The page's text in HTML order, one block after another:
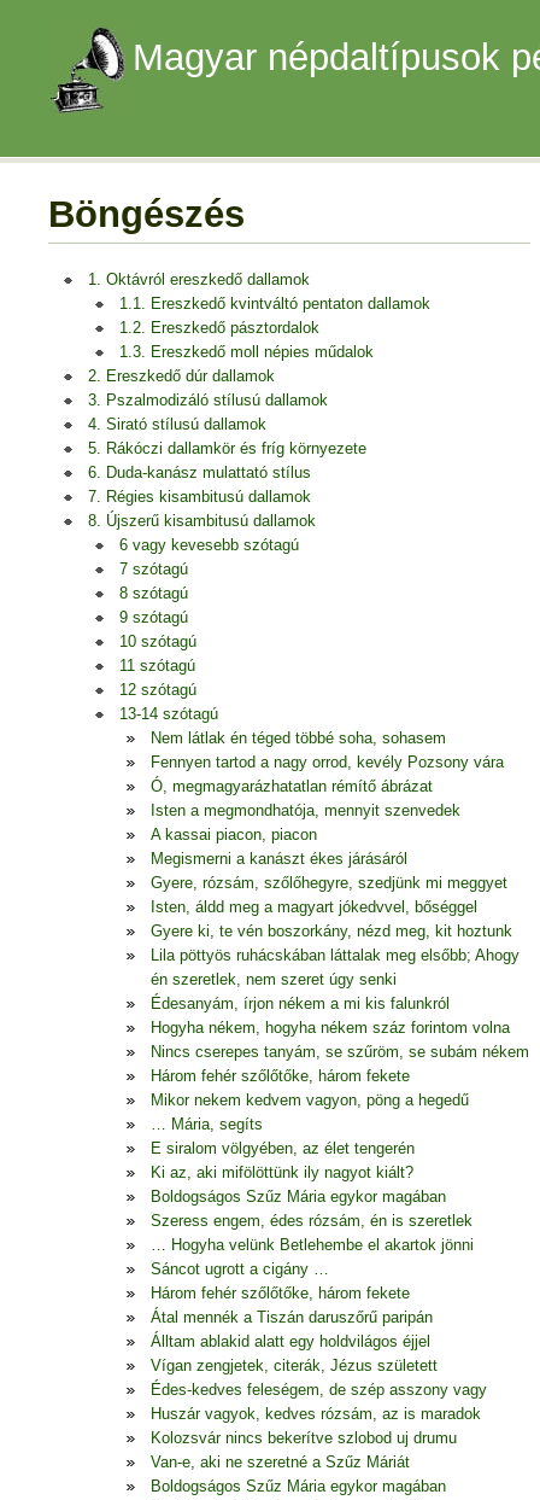
Magyar népdaltípusok
Böngészés
1. Oktávról ereszkedő dallamok
1.1. Ereszkedő kvintváltó pentaton dallamok
1.2. Ereszkedő pásztordalok
1.3. Ereszkedő moll népies műdalok
2. Ereszkedő dúr dallamok
3. Pszalmodizáló stílusú dallamok
4. Sirató stílusú dallamok
5. Rákóczi dallamkör és fríg környezete
6. Duda-kanász mulattató stílus
7. Régies kisambitusú dallamok
8. Újszerű kisambitusú dallamok
6 vagy kevesebb szótagú
7 szótagú
8 szótagú
9 szótagú
10 szótagú
11 szótagú
12 szótagú
13-14 szótagú
Nem látlak én téged többé soha, sohasem
Fennyen tartod a nagy orrod, kevély Pozsony vára
Ó, megmagyarázhatatlan rémítő ábrázat
Isten a megmondhatója, mennyit szenvedek
A kassai piacon, piacon
Megismerni a kanászt ékes járásáról
Gyere, rózsám, szőlőhegyre, szedjünk mi meggyet
Isten, áldd meg a magyart jókedvvel, bőséggel
Gyere ki, te vén boszorkány, nézd meg, kit hoztunk
Lila pöttyös ruhácskában láttalak meg elsőbb; Ahogy
én szeretlek, nem szeret úgy senki
Édesanyám, írjon nékem a mi kis falunkról
Hogyha nékem, hogyha nékem száz forintom volna
Nincs cserepes tanyám, se szűröm, se subám nékem
Három fehér szőlőtőke, három fekete
Mikor nekem kedvem vagyon, pöng a hegedű
… Mária, segíts
E siralom völgyében, az élet tengerén
Ki az, aki mifölöttünk ily nagyot kiált?
Boldogságos Szűz Mária egykor magában
Szeress engem, édes rózsám, én is szeretlek
… Hogyha velünk Betlehembe el akartok jönni
Sáncot ugrott a cigány …
Három fehér szőlőtőke, három fekete
Átal mennék a Tiszán daruszőrű paripán
Álltam ablakid alatt egy holdvilágos éjjel
Vígan zengjetek, citerák, Jézus született
Édes-kedves feleségem, de szép asszony vagy
Huszár vagyok, kedves rózsám, az is maradok
Kolozsvár nincs bekerítve szlobod uj drumu
Van-e, aki ne szeretné a Szűz Máriát
Boldogságos Szűz Mária egykor magában